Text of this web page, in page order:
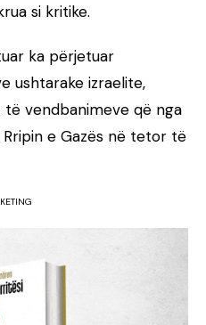
si kritike.
ka përjetuar
ushtarake izraelite,
vendbanimeve që nga
e Gazës në tetor të